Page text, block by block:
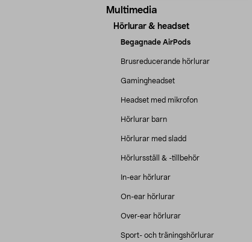
produkter
Multimedia
Hörlurar & headset
Begagnade AirPods
Brusreducerande hörlurar
Gamingheadset
Headset med mikrofon
Hörlurar barn
Hörlurar med sladd
Hörlursställ & -tillbehör
In-ear hörlurar
On-ear hörlurar
Over-ear hörlurar
Sport- och träningshörlurar